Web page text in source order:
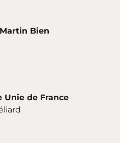
Bien
Unie de France